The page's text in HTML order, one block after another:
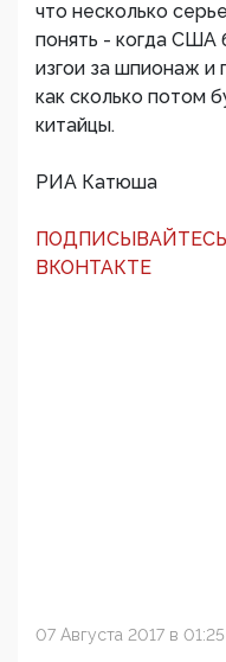
что несколько
понять - когда США
изгои за шпионаж
как сколько потом
китайцы.
РИА Катюша
ВКОНТАКТЕ
07 Августа 2017 в 01:25